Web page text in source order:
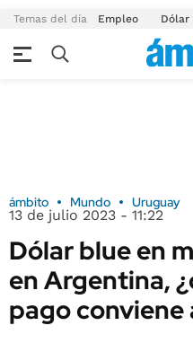
Temas del día Empleo Dólar
ámbito Mundo Uruguay
13 de julio 2023 - 11:22
Dólar blue en
en Argentina,
pago conviene